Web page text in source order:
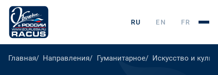
RU EN FR
Главная Направления Гуманитарное Искусство и